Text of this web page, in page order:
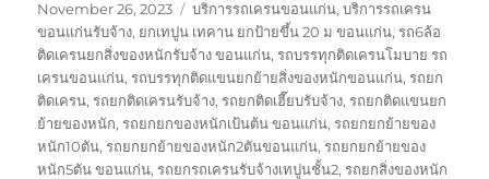
Posted
on
November 26, 2023 Tags
บริการรถเครนขอนแก่น,บริการรถเครน
ขอนแก่นรับจ้าง, ยกเทปูน เทคาน ยกป้ายขึ้น 20 ม ขอนแก่น,รถ6ล้อ
ติดเครนยกสิ่งของหนักรับจ้าง ขอนแก่น,รถบรรทุกติดเครนโมบาย รถ
เครนขอนแก่น,รถบรรทุกติดแขนยกย้ายสิ่งของหนักขอนแก่น,รถยก
ติดเครน,รถยกติดเครนรับจ้าง,รถยกติดเฮี๊ยบรับจ้าง,รถยกติดแขนยก
ย้ายของหนัก,รถยกยกของหนักเป้นต้น ขอนแก่น,รถยกยกย้ายของ
หนัก10ตัน,รถยกยกย้ายของหนัก2ตันขอนแก่น,รถยกยกย้ายของ
หนัก5ตัน ขอนแก่น,รถยกรถเครนรับจ้างเทปูนชั้น2,รถยกสิ่งของหนัก